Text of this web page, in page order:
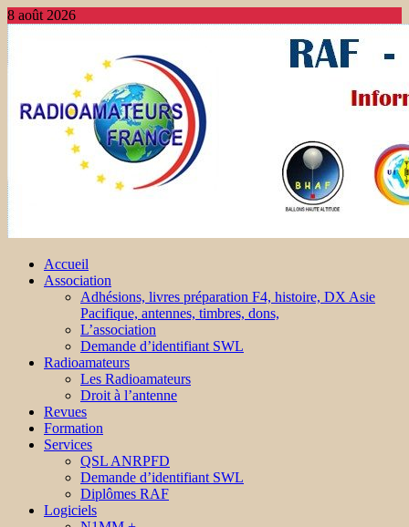
8 août 2026
Accueil
Association
Adhésions, livres préparation F4, histoire, DX Asie
Pacifique, antennes, timbres, dons,
L’association
Demande d’identifiant SWL
Radioamateurs
Les Radioamateurs
Droit à l’antenne
Revues
Formation
Services
QSL ANRPFD
Demande d’identifiant SWL
Diplômes RAF
Logiciels